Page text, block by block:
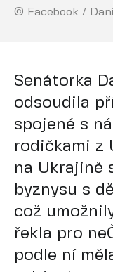
© Facebook /
Senátorka
odsoudila
spojené s
rodičkami z
na Ukrajině
byznysu s
což
řekla pro
podle ní